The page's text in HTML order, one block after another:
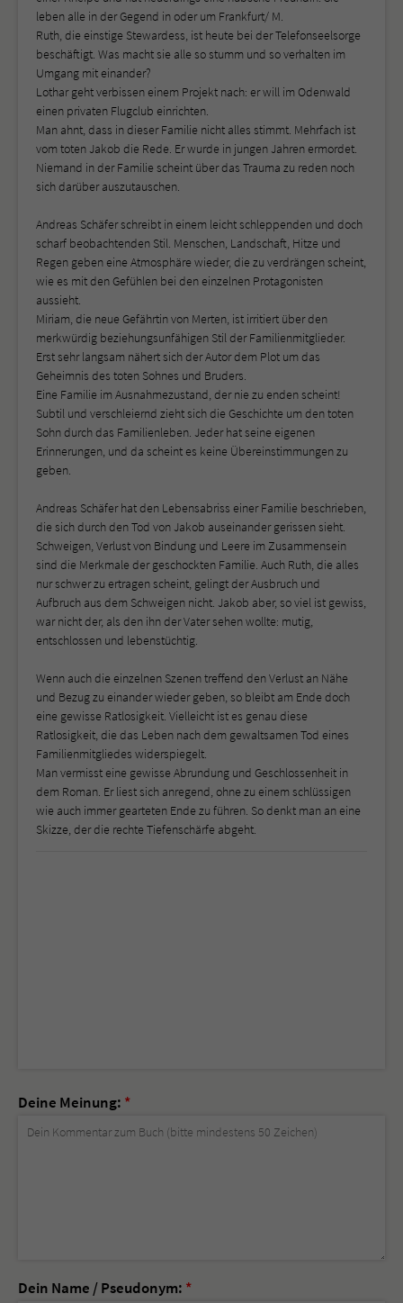
leben alle in der Gegend in oder um Frankfurt/ M.
Ruth, die einstige Stewardess, ist heute bei der Telefonseelsorge
beschäftigt. Was macht sie alle so stumm und so verhalten im
Umgang mit einander?
Lothar geht verbissen einem Projekt nach: er will im Odenwald
einen privaten Flugclub einrichten.
Man ahnt, dass in dieser Familie nicht alles stimmt. Mehrfach ist
vom toten Jakob die Rede. Er wurde in jungen Jahren ermordet.
Niemand in der Familie scheint über das Trauma zu reden noch
sich darüber auszutauschen.
Andreas Schäfer schreibt in einem leicht schleppenden und doch
scharf beobachtenden Stil. Menschen, Landschaft, Hitze und
Regen geben eine Atmosphäre wieder, die zu verdrängen scheint,
wie es mit den Gefühlen bei den einzelnen Protagonisten
aussieht.
Miriam, die neue Gefährtin von Merten, ist irritiert über den
merkwürdig beziehungsunfähigen Stil der Familienmitglieder.
Erst sehr langsam nähert sich der Autor dem Plot um das
Geheimnis des toten Sohnes und Bruders.
Eine Familie im Ausnahmezustand, der nie zu enden scheint!
Subtil und verschleiernd zieht sich die Geschichte um den toten
Sohn durch das Familienleben. Jeder hat seine eigenen
Erinnerungen, und da scheint es keine Übereinstimmungen zu
geben.
Andreas Schäfer hat den Lebensabriss einer Familie beschrieben,
die sich durch den Tod von Jakob auseinander gerissen sieht.
Schweigen, Verlust von Bindung und Leere im Zusammensein
sind die Merkmale der geschockten Familie. Auch Ruth, die alles
nur schwer zu ertragen scheint, gelingt der Ausbruch und
Aufbruch aus dem Schweigen nicht. Jakob aber, so viel ist gewiss,
war nicht der, als den ihn der Vater sehen wollte: mutig,
entschlossen und lebenstüchtig.
Wenn auch die einzelnen Szenen treffend den Verlust an Nähe
und Bezug zu einander wieder geben, so bleibt am Ende doch
eine gewisse Ratlosigkeit. Vielleicht ist es genau diese
Ratlosigkeit, die das Leben nach dem gewaltsamen Tod eines
Familienmitgliedes widerspiegelt.
Man vermisst eine gewisse Abrundung und Geschlossenheit in
dem Roman. Er liest sich anregend, ohne zu einem schlüssigen
wie auch immer gearteten Ende zu führen. So denkt man an eine
Skizze, der die rechte Tiefenschärfe abgeht.
Deine Meinung: *
Dein Name / Pseudonym: *